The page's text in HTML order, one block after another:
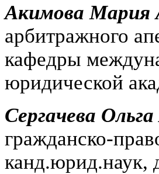
Акимова Мария
арбитражного
кафедры
юридической
Сергачева
гражданско-
канд.юрид.наук,